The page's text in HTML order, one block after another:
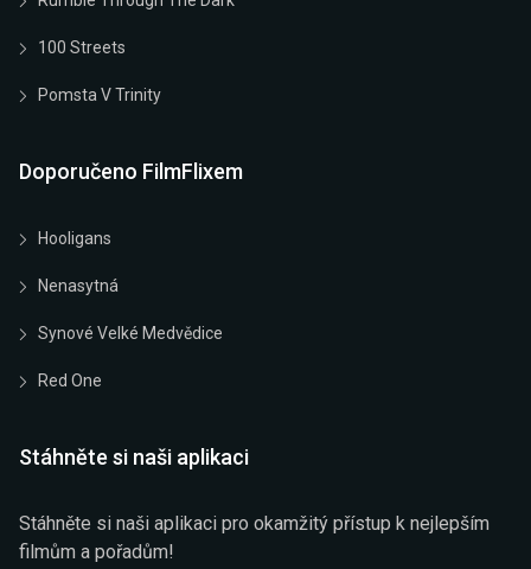
100 Streets
Pomsta V Trinity
Doporučeno FilmFlixem
Hooligans
Nenasytná
Synové Velké Medvědice
Red One
Stáhněte si naši aplikaci
Stáhněte si naši aplikaci pro okamžitý přístup k nejlepším
filmům a pořadům!